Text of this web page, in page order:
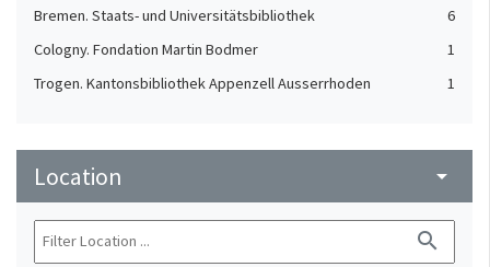
Bremen. Staats- und Universitätsbibliothek
6
Cologny. Fondation Martin Bodmer
1
Trogen. Kantonsbibliothek Appenzell Ausserrhoden
1
Location arrow_drop_down
search